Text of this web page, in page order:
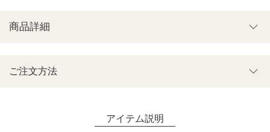
ご注文方法
商品詳細